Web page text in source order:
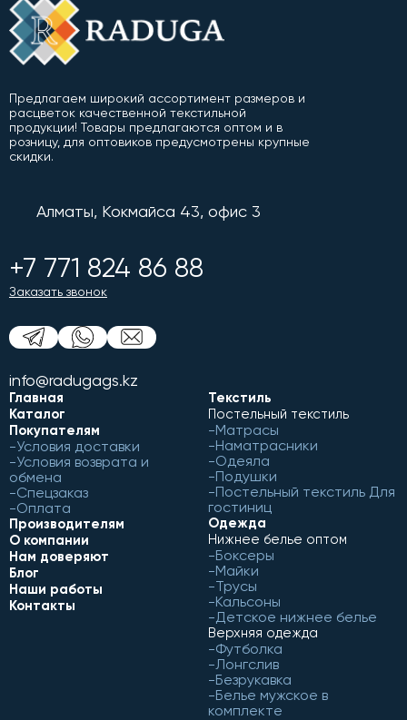
Предлагаем широкий ассортимент размеров и
расцветок качественной текстильной
продукции! Товары предлагаются оптом и в
розницу, для оптовиков предусмотрены крупные
скидки.
Алматы, Кокмайса 43, офис 3
+7 771 824 86 88
Заказать звонок
info@radugags.kz
Главная
Каталог
Покупателям
Условия доставки
Условия возврата и
обмена
Спецзаказ
Оплата
Производителям
О компании
Нам доверяют
Блог
Наши работы
Контакты
Текстиль
Постельный текстиль
Матрасы
Наматрасники
Одеяла
Подушки
Постельный текстиль Для
гостиниц
Одежда
Нижнее белье оптом
Боксеры
Майки
Трусы
Кальсоны
Детское нижнее белье
Верхняя одежда
Футболка
Лонгслив
Безрукавка
Белье мужское в
комплекте